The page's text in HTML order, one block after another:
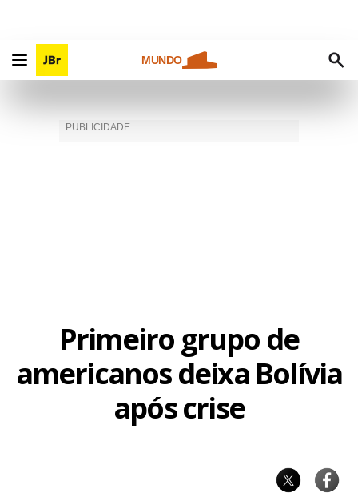
MUNDO
Primeiro grupo de
americanos deixa Bolívia
após crise